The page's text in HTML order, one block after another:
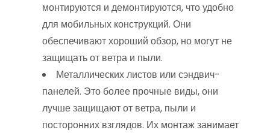
монтируются и демонтируются, что удобно
для мобильных конструкций. Они
обеспечивают хороший обзор, но могут не
защищать от ветра и пыли.
Металлических листов или сэндвич-
панелей. Это более прочные виды, они
лучше защищают от ветра, пыли и
посторонних взглядов. Их монтаж занимает